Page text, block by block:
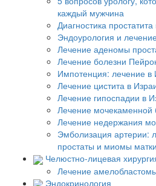
каждый мужчина
Диагностика
Эндоурология и
Лечение аденомы
Лечение болезни
Импотенция: лечение в
Лечение цистита в
Лечение гипоспадии в
Лечение мочекаменной
Лечение недержания
Эмболизация артерии:
простаты и миомы
Челюстно-лицевая
Лечение
Эндокринология